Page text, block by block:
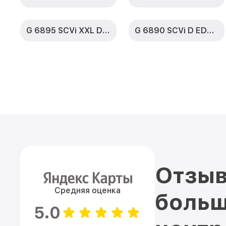
G 6895 SCVi XXL D ED230 2,0 k2o G 6890 SCVi D ED230 2,0 k2o
Средняя оценка
5.0